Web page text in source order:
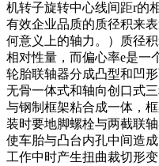
机转子旋转中心线间距r的
有效企业品质的质径积来
何意义上的轴力。）质径
相对性量，而偏心率e是一
轮胎联轴器分成凸型和凹
无骨一体式和轴向创口式
与钢制框架粘合成一体，
装时要地脚螺栓与两截联
使车胎与凸台内孔中间造
工作中时产生扭曲裁切形